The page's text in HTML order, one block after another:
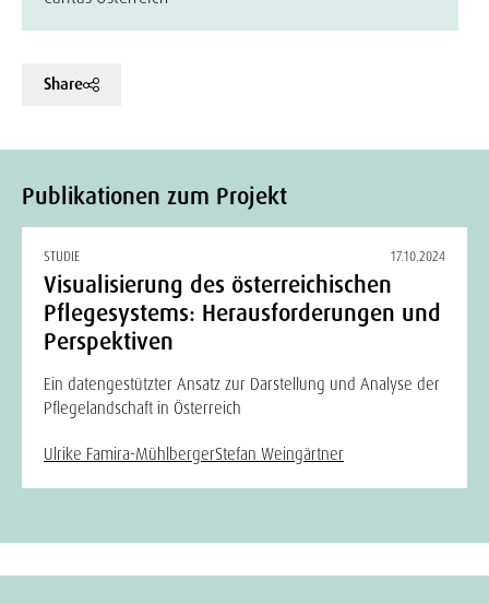
Share
Publikationen zum Projekt
STUDIE 17.10.2024
Visualisierung des österreichischen
Pflegesystems: Herausforderungen und
Perspektiven
Ein datengestützter Ansatz zur Darstellung und Analyse der
Pflegelandschaft in Österreich
Ulrike Famira-MühlbergerStefan Weingärtner